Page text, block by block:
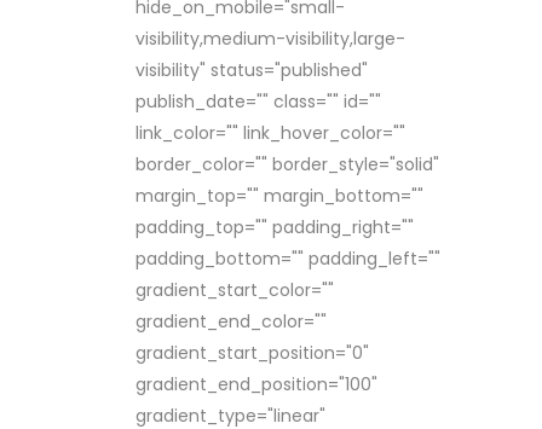
hide_on_mobile="small-
visibility,medium-visibility,large-
visibility" status="published"
publish_date="" class="" id=""
link_color="" link_hover_color=""
border_color="" border_style="solid"
margin_top="" margin_bottom=""
padding_top="" padding_right=""
padding_bottom="" padding_left=""
gradient_start_color=""
gradient_end_color=""
gradient_start_position="0"
gradient_end_position="100"
gradient_type="linear"